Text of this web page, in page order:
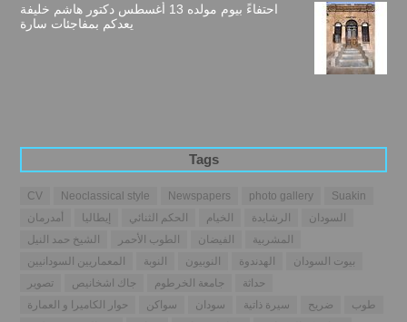
احتفاءً بيوم مولده 13 أغسطس دكتور هاشم خليفة
يعدكم بمفاجئات سارة
Tags
CV Neoclassical style Newspapers photo gallery
Suakin
أمدرمان
إيطاليا الحكم الثنائي الخيام الرشايدة
السودان
الشيخ حمد النيل
الطوب الأحمر الفيضان
المشربية
المعماريين السودانيين
النوبة النوبيون الهدندوة
بيوت السودان
تصوير
جاك اشخانيص جامعة الخرطوم
حداثة
حوار الكاميرا و العمارة
سواكن سودان سيرة ذاتية ضريح
طوب